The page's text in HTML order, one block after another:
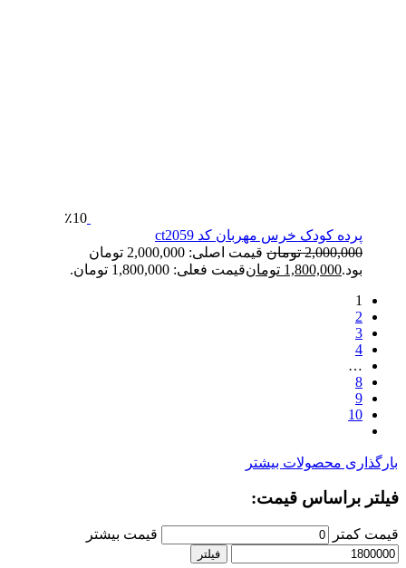
٪10
پرده کودک خرس مهربان کد ct2059
2,000,000 تومان
قیمت اصلی: 2,000,000 تومان
بود.1,800,000 تومانقیمت فعلی: 1,800,000 تومان.
1
2
3
4
…
8
9
10
بارگذاری محصولات بیشتر
فیلتر براساس قیمت:
قیمت کمتر قیمت بیشتر
فیلتر